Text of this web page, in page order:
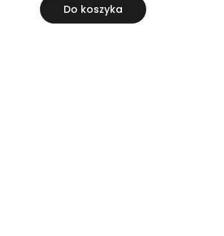
Do koszyka